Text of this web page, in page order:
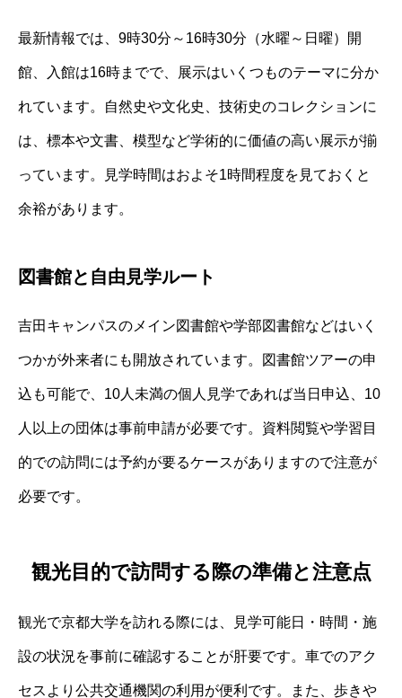
最新情報では、9時30分～16時30分（水曜～日曜）開
館、入館は16時までで、展示はいくつものテーマに分か
れています。自然史や文化史、技術史のコレクションに
は、標本や文書、模型など学術的に価値の高い展示が揃
っています。見学時間はおよそ1時間程度を見ておくと
余裕があります。
図書館と自由見学ルート
吉田キャンパスのメイン図書館や学部図書館などはいく
つかが外来者にも開放されています。図書館ツアーの申
込も可能で、10人未満の個人見学であれば当日申込、10
人以上の団体は事前申請が必要です。資料閲覧や学習目
的での訪問には予約が要るケースがありますので注意が
必要です。
観光目的で訪問する際の準備と注意点
観光で京都大学を訪れる際には、見学可能日・時間・施
設の状況を事前に確認することが肝要です。車でのアク
セスより公共交通機関の利用が便利です。また、歩きや